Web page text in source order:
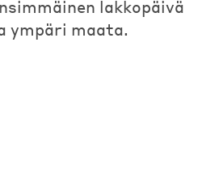
lakkopäivä
ympäri maata.